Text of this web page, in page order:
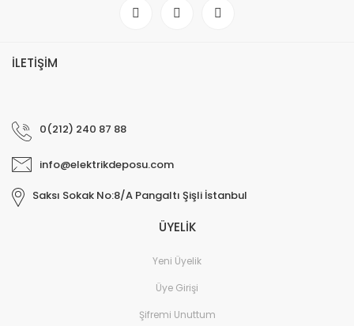
İLETİŞİM
0(212) 240 87 88
info@elektrikdeposu.com
Saksı Sokak No:8/A Pangaltı Şişli İstanbul
ÜYELİK
Yeni Üyelik
Üye Girişi
Şifremi Unuttum